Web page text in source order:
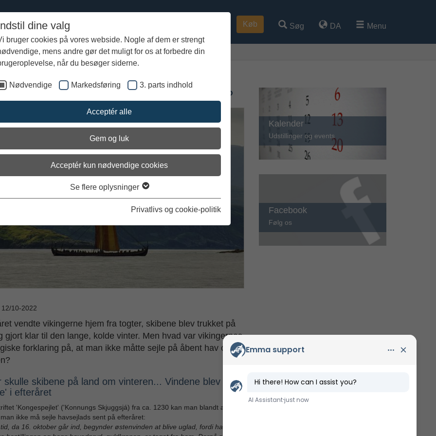
dine valg
bruger cookies på vores webside. Nogle af dem er strengt
mens andre gør det muligt for os at forbedre din
når du besøger siderne.
Nødvendige Markedsføring 3. parts indhold
Acceptér alle
Gem og luk
Acceptér kun nødvendige cookies
Se flere oplysninger
Privatlivs og cookie-politik
Køb Søg DA Menu
Vikingeskibsmuseet
skulle skibene på land om vinteren?
12/10-2022
vendte vikingerne hjem fra togter, skibene blev trukket på
gjort klar til den lange, kolde vinter. Men hvad var vikingernes
forklaring på, at man ikke måtte sejle på åbent hav om
skulle skibene på land om vinteren... Vindene blev
i efteråret
'Kongespejlet' ('Konnungs Skjuggsjá) fra ca. 1230 kan man blandt andet
ikke må sejle havsejlads sent på efteråret:
da 16. oktober går ind, begynder østenvinden at blive uglad, fordi han føler
Kalender
Udstillinger og events
Facebook
Følg os